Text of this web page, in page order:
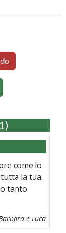
come lo
la tua
tanto
e Luca